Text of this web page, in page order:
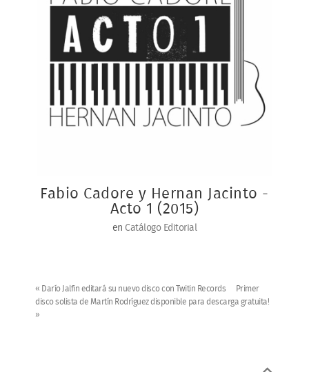
Fabio Cadore y Hernan Jacinto -
Acto 1 (2015)
en Catálogo Editorial
« Darío Jalfin editará su nuevo disco con Twitin Records
Primer
disco solista de Martín Rodríguez disponible para descarga gratuita!
»